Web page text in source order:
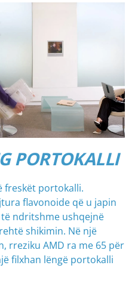
PORTOKALLI
freskët portokalli.
flavonoide që u japin
ndritshme ushqejnë
shikimin. Në një
rreziku AMD ra me 65 për
filxhan lëngë portokalli